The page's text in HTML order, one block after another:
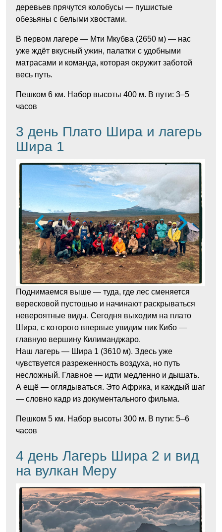
деревьев прячутся колобусы — пушистые
обезьяны с белыми хвостами.
В первом лагере — Мти Мкубва (2650 м) — нас
уже ждёт вкусный ужин, палатки с удобными
матрасами и команда, которая окружит заботой
весь путь.
Пешком 6 км. Набор высоты 400 м. В пути: 3–5
часов
3 день Плато Шира и лагерь
Шира 1
Поднимаемся выше — туда, где лес сменяется
вересковой пустошью и начинают раскрываться
невероятные виды. Сегодня выходим на плато
Шира, с которого впервые увидим пик Кибо —
главную вершину Килиманджаро.
Наш лагерь — Шира 1 (3610 м). Здесь уже
чувствуется разреженность воздуха, но путь
несложный. Главное — идти медленно и дышать.
А ещё — оглядываться. Это Африка, и каждый шаг
— словно кадр из документального фильма.
Пешком 5 км. Набор высоты 300 м. В пути: 5–6
часов
4 день Лагерь Шира 2 и вид
на вулкан Меру